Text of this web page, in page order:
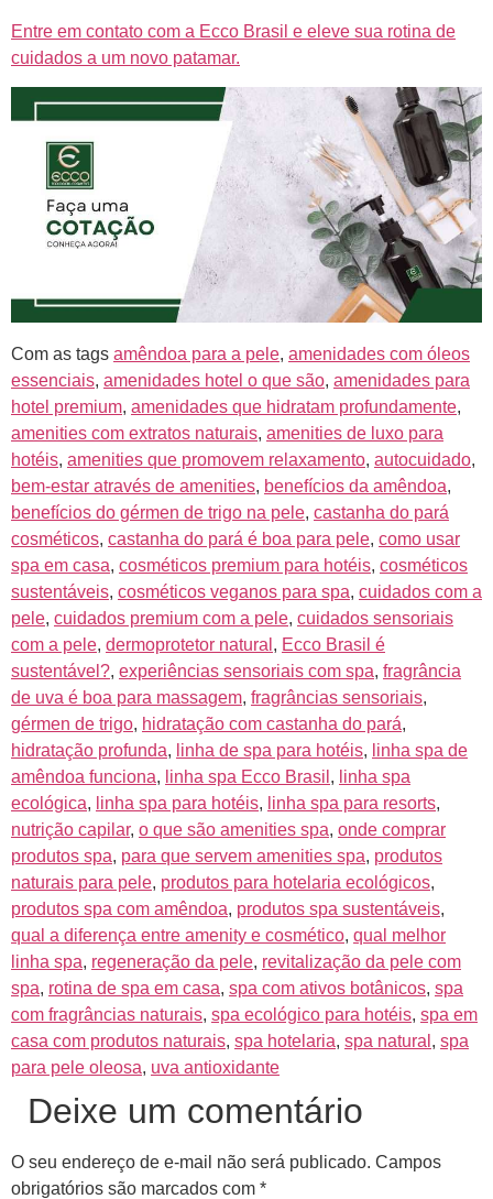
Entre em contato com a Ecco Brasil e eleve sua rotina de
cuidados a um novo patamar.
Com as tags amêndoa para a pele, amenidades com óleos
essenciais, amenidades hotel o que são, amenidades para
hotel premium, amenidades que hidratam profundamente,
amenities com extratos naturais, amenities de luxo para
hotéis, amenities que promovem relaxamento, autocuidado,
bem-estar através de amenities, benefícios da amêndoa,
benefícios do gérmen de trigo na pele, castanha do pará
cosméticos, castanha do pará é boa para pele, como usar
spa em casa, cosméticos premium para hotéis, cosméticos
sustentáveis, cosméticos veganos para spa, cuidados com a
pele, cuidados premium com a pele, cuidados sensoriais
com a pele, dermoprotetor natural , Ecco Brasil é
sustentável?, experiências sensoriais com spa, fragrância
de uva é boa para massagem, fragrâncias sensoriais,
gérmen de trigo, hidratação com castanha do pará,
hidratação profunda, linha de spa para hotéis, linha spa de
amêndoa funciona, linha spa Ecco Brasil , linha spa
ecológica, linha spa para hotéis, linha spa para resorts,
nutrição capilar, o que são amenities spa, onde comprar
produtos spa, para que servem amenities spa, produtos
naturais para pele, produtos para hotelaria ecológicos,
produtos spa com amêndoa, produtos spa sustentáveis,
qual a diferença entre amenity e cosmético, qual melhor
linha spa, regeneração da pele, revitalização da pele com
spa, rotina de spa em casa, spa com ativos botânicos, spa
com fragrâncias naturais, spa ecológico para hotéis, spa em
casa com produtos naturais, spa hotelaria, spa natural , spa
para pele oleosa, uva antioxidante
Deixe um comentário
O seu endereço de e-mail não será publicado. Campos
obrigatórios são marcados com *